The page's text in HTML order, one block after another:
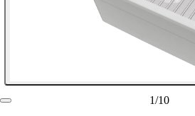
1/10